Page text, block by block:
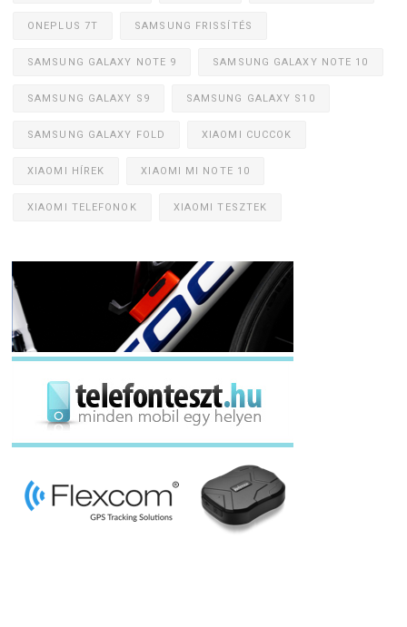
ONEPLUS 7T SAMSUNG FRISSÍTÉS
SAMSUNG GALAXY NOTE 9 SAMSUNG GALAXY NOTE 10
SAMSUNG GALAXY S9 SAMSUNG GALAXY S10
SAMSUNG GALAXY FOLD XIAOMI CUCCOK
XIAOMI HÍREK XIAOMI MI NOTE 10
XIAOMI TELEFONOK XIAOMI TESZTEK